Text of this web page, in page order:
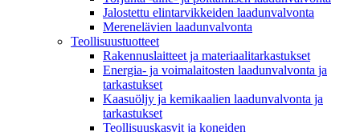
Jalostettu elintarvikkeiden laadunvalvonta
Merenelävien laadunvalvonta
Teollisuustuotteet
Rakennuslaitteet ja materiaalitarkastukset
Energia- ja voimalaitosten laadunvalvonta ja
tarkastukset
Kaasuöljy ja kemikaalien laadunvalvonta ja
tarkastukset
Teollisuuskasvit ja koneiden